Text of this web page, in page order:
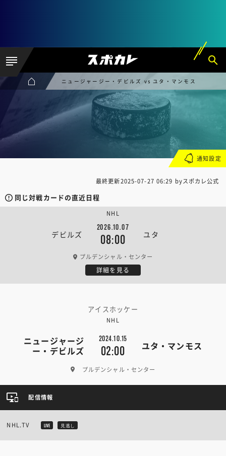
ニュージャージー・デビルズ vs ユタ・マンモス
最終更新2025-07-27 06:29 byスポカレ公式
同じ対戦カードの直近日程
デビルズ
2026.10.07
08:00 ユタ
NHL
プルデンシャル・センター
詳細を見る
アイスホッケー
NHL
ニュージャージ
ー・デビルズ
2024.10.15
02:00 ユタ・マンモス
プルデンシャル・センター
通知設定
配信情報
NHL.TV LIVE 見逃し